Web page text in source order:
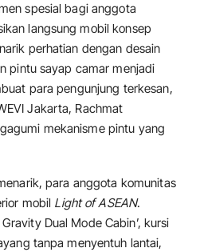
spesial bagi anggota
langsung mobil konsep
perhatian dengan desain
pintu sayap camar menjadi
para pengunjung terkesan,
Jakarta, Rachmat
mekanisme pintu yang
para anggota komunitas
mobil Light of ASEAN.
Dual Mode Cabin’, kursi
tanpa menyentuh lantai,